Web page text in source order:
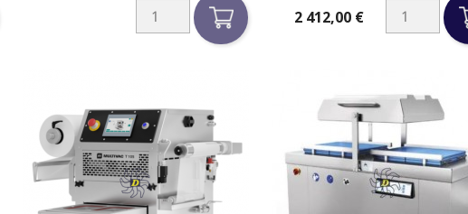
Prix2 412,00 €